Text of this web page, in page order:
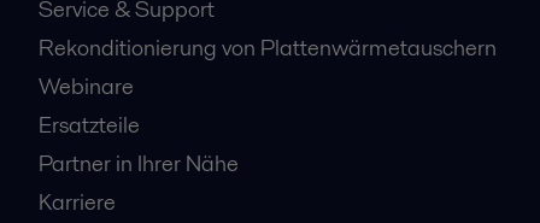
Service & Support
Rekonditionierung von Plattenwärmetauschern
Webinare
Ersatzteile
Partner in Ihrer Nähe
Karriere